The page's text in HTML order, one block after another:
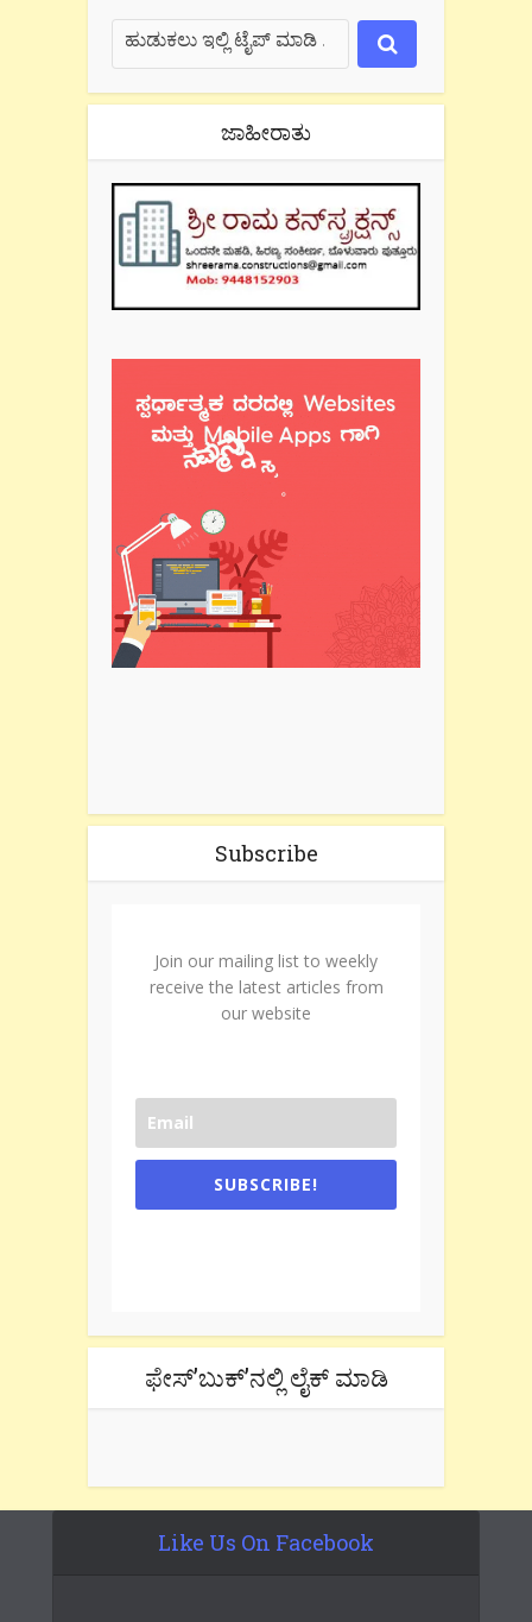
ಜಾಹೀರಾತು
Subscribe
Join our mailing list to weekly
receive the latest articles from
our website
SUBSCRIBE!
ಫೇಸ್’ಬುಕ್’ನಲ್ಲಿ ಲೈಕ್ ಮಾಡಿ
Like Us On Facebook